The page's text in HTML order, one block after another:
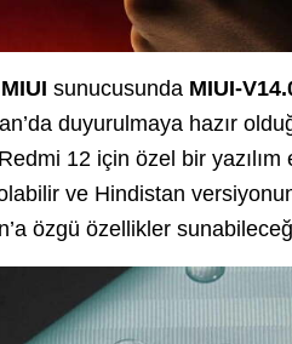
MIUI sunucusunda MIUI-
duyurulmaya hazır
12 için özel bir
ve Hindistan
özgü özellikler